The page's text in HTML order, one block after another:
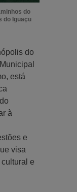
do
do Iguaçu
do
está
à
e
visa
e